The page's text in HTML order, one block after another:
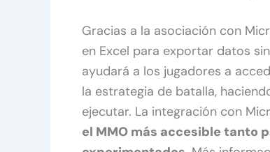
Gracias a la asociación con
en Excel para exportar datos
ayudará a los jugadores a
la estrategia de batalla,
ejecutar. La integración con
el MMO más accesible tanto